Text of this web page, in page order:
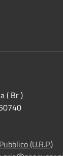
( Br )
(U.R.P.)